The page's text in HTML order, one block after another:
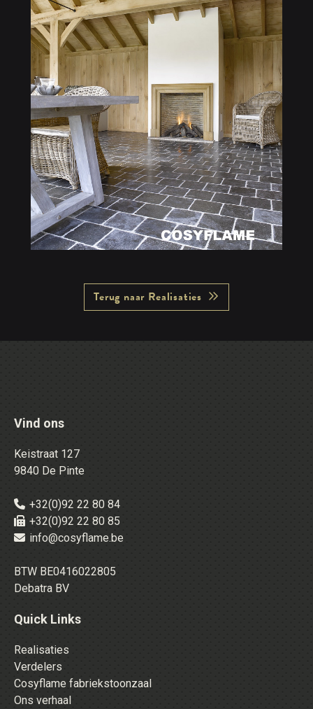
Terug naar Realisaties
Vind ons
Keistraat 127
9840 De Pinte
+32(0)92 22 80 84
+32(0)92 22 80 85
info@cosyflame.be
BTW BE0416022805
Debatra BV
Quick Links
Realisaties
Verdelers
Cosyflame fabriekstoonzaal
Ons verhaal